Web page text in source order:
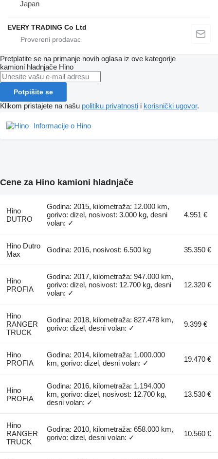
Japan
EVERY TRADING Co Ltd
Pretplatite se na primanje novih oglasa iz ove kategorije
kamioni hladnjače Hino
Potpišite se
Klikom pristajete na našu politiku privatnosti i korisnički ugovor.
Informacije o Hino
Cene za Hino kamioni hladnjače
Hino
DUTRO
Godina: 2015, kilometraža: 12.000 km,
gorivo: dizel, nosivost: 3.000 kg, desni
volan: ✓
4.951 €
Hino Dutro
Max
Godina: 2016, nosivost: 6.500 kg 35.350 €
Hino
PROFIA
Godina: 2017, kilometraža: 947.000 km,
gorivo: dizel, nosivost: 12.700 kg, desni
volan: ✓
12.320 €
Hino
RANGER
TRUCK
Godina: 2018, kilometraža: 827.478 km,
gorivo: dizel, desni volan: ✓
9.399 €
Hino
PROFIA
Godina: 2014, kilometraža: 1.000.000
km, gorivo: dizel, desni volan: ✓
19.470 €
Hino
PROFIA
Godina: 2016, kilometraža: 1.194.000
km, gorivo: dizel, nosivost: 12.700 kg,
desni volan: ✓
13.530 €
Hino
RANGER
TRUCK
Godina: 2010, kilometraža: 658.000 km,
gorivo: dizel, desni volan: ✓
10.560 €